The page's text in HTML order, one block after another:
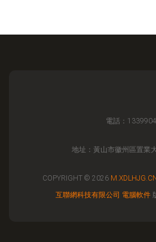
電話：
地址：黃山市徽州區置業
COPYRIGHT © 2026
互聯網科技有限公司 電腦軟件